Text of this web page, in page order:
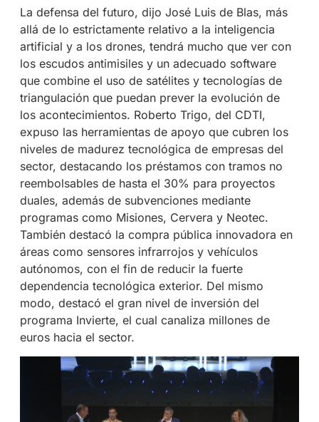
La defensa del futuro, dijo José Luis de Blas, más
allá de lo estrictamente relativo a la inteligencia
artificial y a los drones, tendrá mucho que ver con
los escudos antimisiles y un adecuado software
que combine el uso de satélites y tecnologías de
triangulación que puedan prever la evolución de
los acontecimientos. Roberto Trigo, del CDTI,
expuso las herramientas de apoyo que cubren los
niveles de madurez tecnológica de empresas del
sector, destacando los préstamos con tramos no
reembolsables de hasta el 30% para proyectos
duales, además de subvenciones mediante
programas como Misiones, Cervera y Neotec.
También destacó la compra pública innovadora en
áreas como sensores infrarrojos y vehículos
autónomos, con el fin de reducir la fuerte
dependencia tecnológica exterior. Del mismo
modo, destacó el gran nivel de inversión del
programa Invierte, el cual canaliza millones de
euros hacia el sector.